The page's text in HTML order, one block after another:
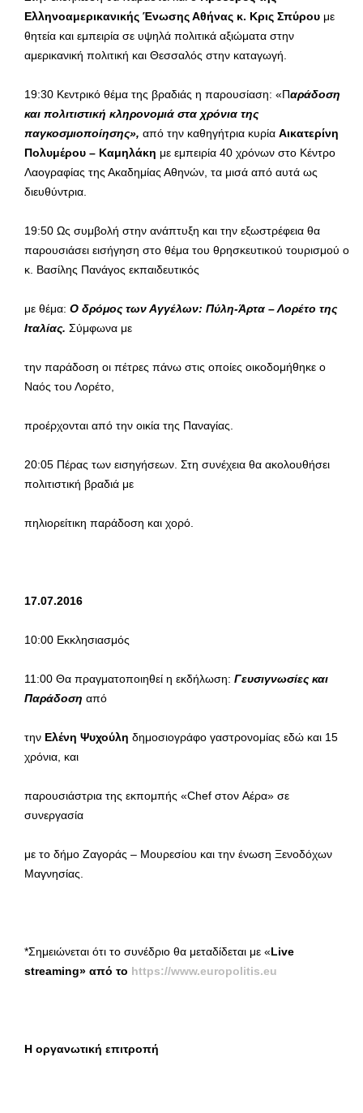
Ελληνοαμερικανικής Ένωσης Αθήνας κ. Κρις Σπύρου με
θητεία και εμπειρία σε υψηλά πολιτικά αξιώματα στην
αμερικανική πολιτική και Θεσσαλός στην καταγωγή.
19:30 Κεντρικό θέμα της βραδιάς η παρουσίαση: «Παράδοση
και πολιτιστική κληρονομιά στα χρόνια της
παγκοσμιοποίησης», από την καθηγήτρια κυρία Αικατερίνη
Πολυμέρου – Καμηλάκη με εμπειρία 40 χρόνων στο Κέντρο
Λαογραφίας της Ακαδημίας Αθηνών, τα μισά από αυτά ως
διευθύντρια.
19:50 Ως συμβολή στην ανάπτυξη και την εξωστρέφεια θα
παρουσιάσει εισήγηση στο θέμα του θρησκευτικού τουρισμού ο
κ. Βασίλης Πανάγος εκπαιδευτικός
με θέμα: Ο δρόμος των Αγγέλων: Πύλη-Άρτα – Λορέτο της
Ιταλίας. Σύμφωνα με
την παράδοση οι πέτρες πάνω στις οποίες οικοδομήθηκε ο
Ναός του Λορέτο,
προέρχονται από την οικία της Παναγίας.
20:05 Πέρας των εισηγήσεων. Στη συνέχεια θα ακολουθήσει
πολιτιστική βραδιά με
πηλιορείτικη παράδοση και χορό.
17.07.2016
10:00 Εκκλησιασμός
11:00 Θα πραγματοποιηθεί η εκδήλωση: Γευσιγνωσίες και
Παράδοση από
την Ελένη Ψυχούλη δημοσιογράφο γαστρονομίας εδώ και 15
χρόνια, και
παρουσιάστρια της εκπομπής «Chef στον Aέρα» σε
συνεργασία
με το δήμο Ζαγοράς – Μουρεσίου και την ένωση Ξενοδόχων
Μαγνησίας.
*Σημειώνεται ότι το συνέδριο θα μεταδίδεται με «Live
streaming» από το https://www.europolitis.eu
Η οργανωτική επιτροπή